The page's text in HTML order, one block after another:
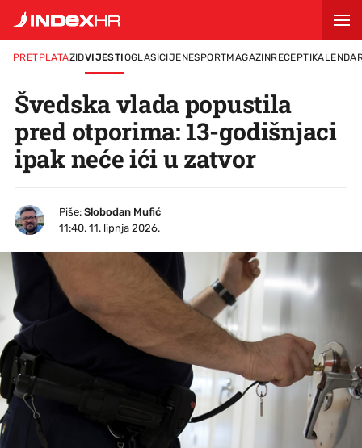
PRETPLATAZIDVIJESTIOGLASICIJENESPORTMAGAZINRECEPTI
Švedska vlada popustila
pred otporima: 13-godišnjaci
ipak neće ići u zatvor
Piše: Slobodan Mufić
11:40, 11. lipnja 2026.